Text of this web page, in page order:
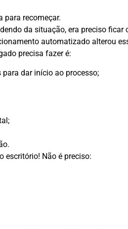
para recomeçar.
da situação, era preciso
automatizado alterou
precisa fazer é:
dar início ao processo;
escritório! Não é preciso: